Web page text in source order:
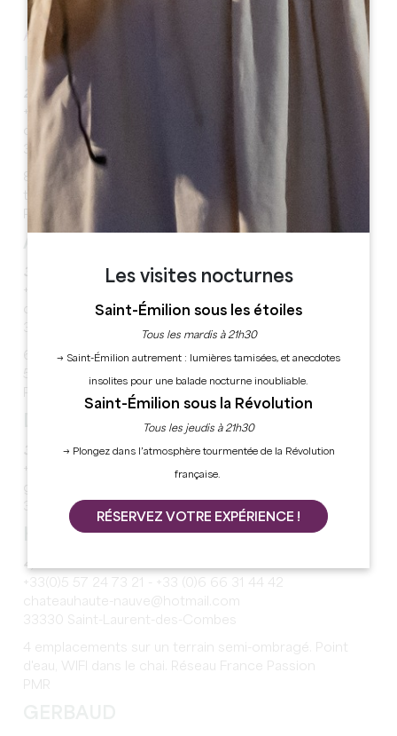
Autres aires de camping-car:
LA ROSE COTES-ROL
2 km*
+33(0)5 57 24 71 28 - +33(0)6 85 52 47 82
contact@larosecotesrol.com
33330 Saint-Emilion
8 emplacements arborés/ombragés, point d'eau,
toilettes, Réseau France Passion, animaux acceptés,
3,5 km*
contactarnauddejacquemeau@gmail.com
33330 Saint-Emilion
6 emplacements pour une nuit MAXIMUM, électricité
5€/24h, toilettes, animaux acceptés, Réseau France
Passion, Park4night, Camping-Car, d'Hôtes
DE ROL - vignobles Sautereau
3,7 km*
33330 Saint-Emilion
HAUTE-NAUVE
4,4 km*
+33(0)5 57 24 73 21 - +33 (0)6 66 31 44 42
chateauhaute-nauve@hotmail.com
33330 Saint-Laurent-des-Combes
4 emplacements sur un terrain semi-ombragé. Point
d'eau, WIFI dans le chai. Réseau France Passion
PMR
Les visites nocturnes
Saint-Émilion sous les étoiles
Tous les mardis à 21h30
→ Saint-Émilion autrement : lumières tamisées, et anecdotes
insolites pour une balade nocturne inoubliable.
Saint-Émilion sous la Révolution
Tous les jeudis à 21h30
→ Plongez dans l’atmosphère tourmentée de la Révolution
française.
RÉSERVEZ VOTRE EXPÉRIENCE !